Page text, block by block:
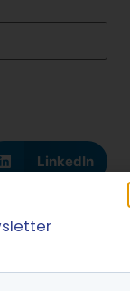
LinkedIn
le